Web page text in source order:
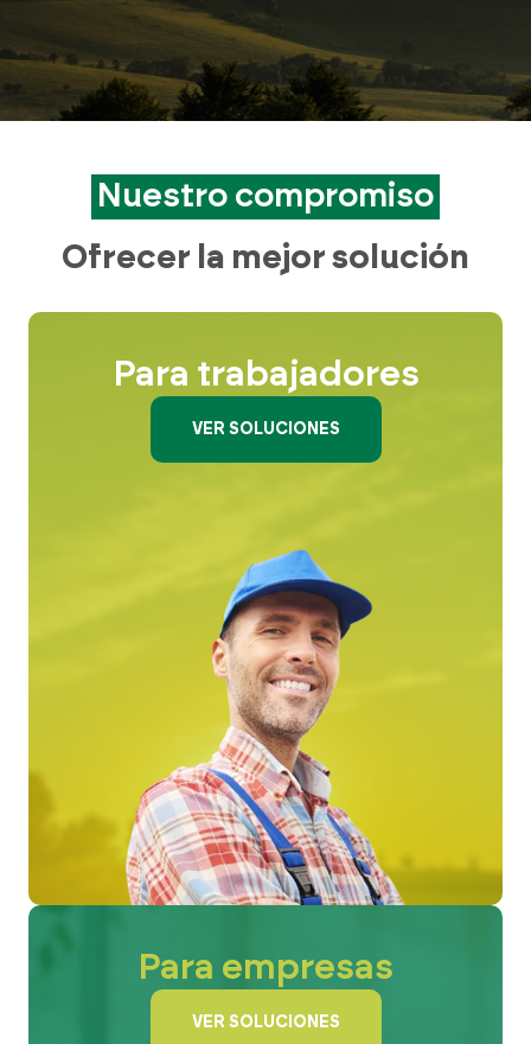
Nuestro compromiso
Ofrecer la mejor solución
Para trabajadores
VER SOLUCIONES
Para empresas
VER SOLUCIONES